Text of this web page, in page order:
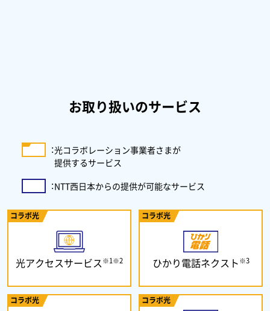
お取り扱いのサービス
：光コラボレーション事業者さまが
提供するサービス
：NTT西日本からの提供が可能なサービス
コラボ光
光アクセスサービス※1※2
コラボ光
ひかり電話ネクスト※3
コラボ光 コラボ光